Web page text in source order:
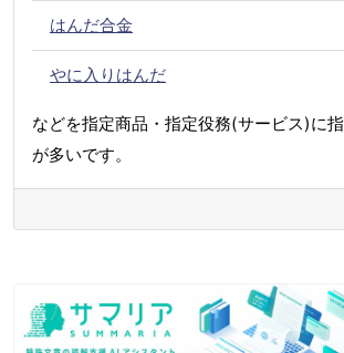
はんだ合金
やに入りはんだ
などを指定商品・指定役務(サービス)に
が多いです。